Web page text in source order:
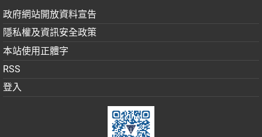
政府網站開放資料宣告
隱私權及資訊安全政策
本站使用正體字
RSS
登入